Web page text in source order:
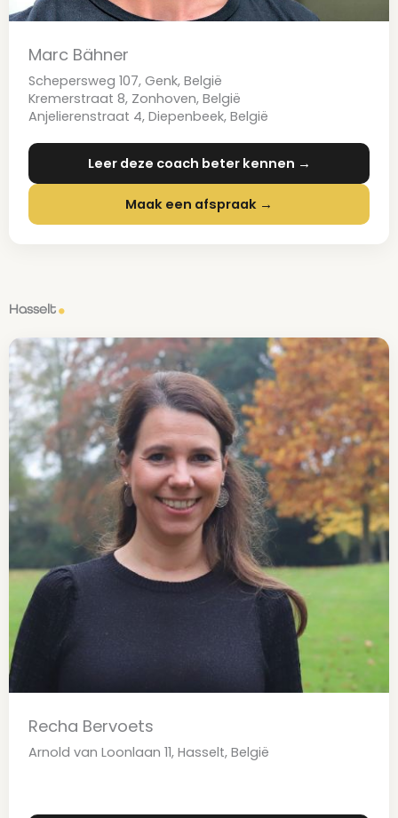
Marc Bähner
Schepersweg 107, Genk, België
Kremerstraat 8, Zonhoven, België
Anjelierenstraat 4, Diepenbeek, België
Leer deze coach beter kennen →
Maak een afspraak →
Hasselt
Recha Bervoets
Arnold van Loonlaan 11, Hasselt, België